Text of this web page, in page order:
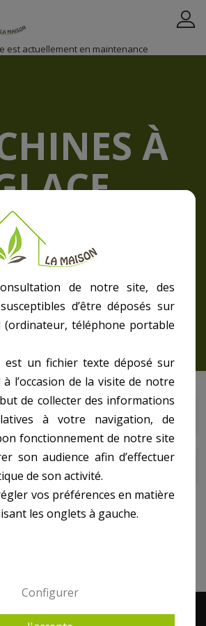
À
La maison NEMOX
DU BLOG
cette catégorie.
de notre site, des
d’être déposés sur
téléphone portable
est un fichier texte déposé sur
l’occasion de la visite de notre
de collecter des informations
à votre navigation, de
fonctionnement de notre site
son audience afin d’effectuer
de son activité.
vos préférences en matière
les onglets à gauche.
Configurer